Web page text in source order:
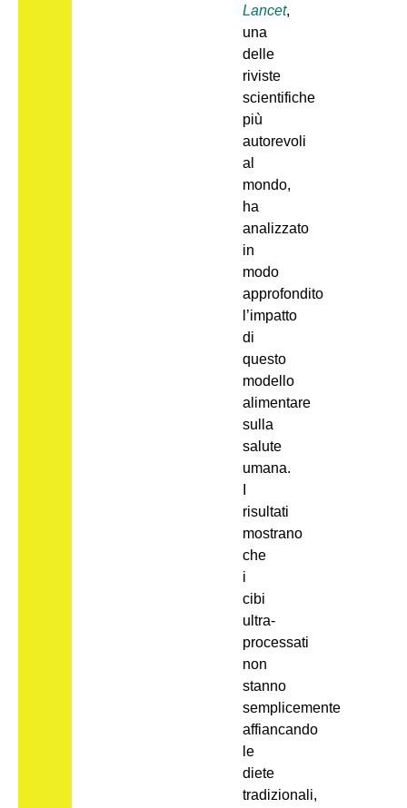
Lancet,
una
delle
riviste
scientifiche
più
autorevoli
al
mondo,
ha
analizzato
in
modo
approfondito
l’impatto
di
questo
modello
alimentare
sulla
salute
umana.
risultati
mostrano
che
i
cibi
ultra-
processati
non
stanno
semplicemente
affiancando
le
diete
tradizionali,